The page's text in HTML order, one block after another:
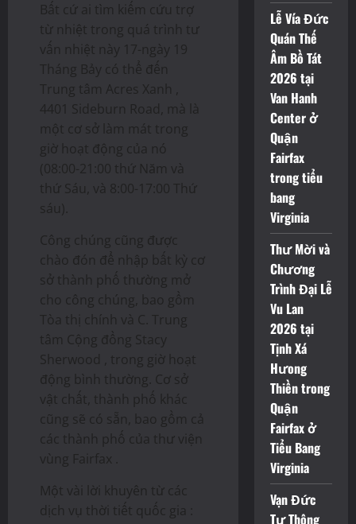
Bất cứ ai tìm kiếm cứu trợ
từ nhiệt trong quá trình tư
vấn nhiệt này 17-ngày 19
Tháng Bảy có thể đến
Trung tâm Acres Xanh ,
4401 Sideburn Road, mà là
một cơ sở làm mát trong
giờ hoạt động của nó
(08:00-21:00 thứ Năm và
thứ Sáu, và 8:00-17:00 Thứ
sáu).
Công chúng cũng được
chào đón để nhập bất kỳ cơ
sở thành phố thường mở
cho công chúng, bao gồm
Tòa thị chính và C. Trung
tâm Cộng đồng Stacy
Sherwood , trong giờ hoạt
động bình thường. Cơ sở
vật chất, thành phố khác
cũng sẽ có sẵn, bao gồm cả
các thành phố của thư viện
vùng Fairfax .
Một vài lời khuyên từ các
dịch vụ thời tiết quốc gia :
Lễ Vía Đức
Quán Thế
Âm Bồ Tát
2026 tại
Van Hanh
Center ở
Quận
Fairfax
trong tiểu
bang
Virginia
Thư Mời và
Chương
Trình Đại Lễ
Vu Lan
2026 tại
Tịnh Xá
Hưong
Thiền trong
Quận
Fairfax ở
Tiểu Bang
Virginia
Vạn Đức
Tự Thông